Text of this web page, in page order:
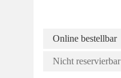
Online bestellbar
Nicht reservierbar